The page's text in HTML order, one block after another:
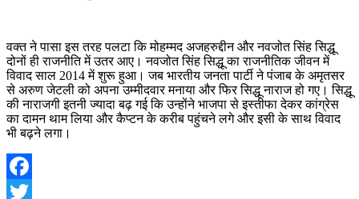
वक्त ने पासा इस तरह पलटा कि मोहम्मद अजहरुद्दीन और नवजोत सिंह सिद्धू
दोनों ही राजनीति में उतर आए। नवजोत सिंह सिद्धू का राजनीतिक जीवन में
विवाद साल 2014 में शुरू हुआ। जब भारतीय जनता पार्टी ने पंजाब के अमृतसर
से अरुण जेटली को अपना उम्मीदवार मनाया और फिर सिद्धू नाराज हो गए। सिद्धू
की नाराजगी इतनी ज्यादा बढ़ गई कि उन्होंने भाजपा से इस्तीफा देकर कांग्रेस
का दामन थाम लिया और कैप्टन के करीब पहुंचने लगे और इसी के साथ विवाद
भी बढ़ने लगा।
Facebook